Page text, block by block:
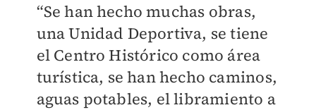
“Se han hecho muchas obras,
una Unidad Deportiva, se tiene
el Centro Histórico como área
turística, se han hecho caminos,
aguas potables, el libramiento a